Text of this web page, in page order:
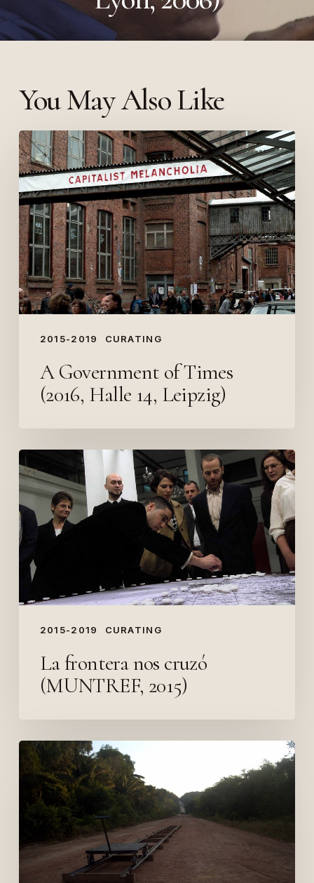
You May Also Like
2015-2019 CURATING
A
Government
of
Times
(2016,
Halle
14,
Leipzig)
A Government of Times
(2016, Halle 14, Leipzig)
2015-2019 CURATING
La
frontera
nos
cruzó
(MUNTREF,
2015)
La frontera nos cruzó
(MUNTREF, 2015)
Cinéma
permanent
Leiris
co
(2015,